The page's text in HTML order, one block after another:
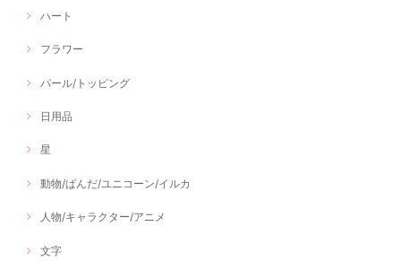
ハート
フラワー
パール/トッピング
日用品
星
動物/ぱんだ/ユニコーン/イルカ
人物/キャラクター/アニメ
文字